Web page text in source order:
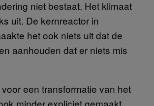
niet bestaat. Het klimaat
uit. De kernreactor in
het ook niets uit dat de
aanhouden dat er niets mis
een transformatie van het